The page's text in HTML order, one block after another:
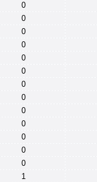
0
0
0
0
0
0
0
0
0
0
0
0
0
1